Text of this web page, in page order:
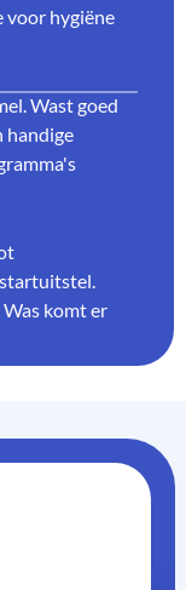
voor hygiëne
Wast goed
handige
komt er